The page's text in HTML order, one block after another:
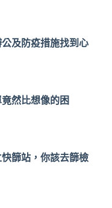
及防疫措施找到心
然比想像的困
篩站，你該去篩檢